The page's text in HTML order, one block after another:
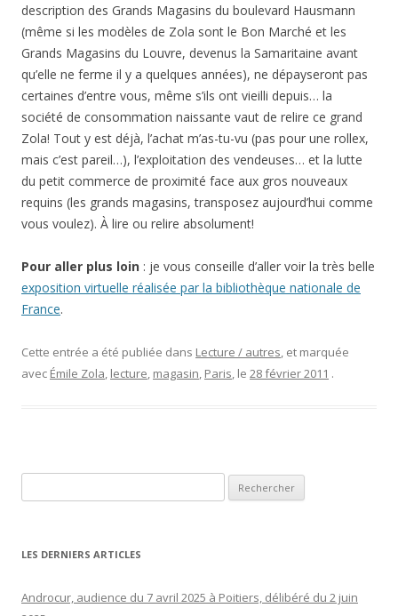
description des Grands Magasins du boulevard Hausmann
(même si les modèles de Zola sont le Bon Marché et les
Grands Magasins du Louvre, devenus la Samaritaine avant
qu’elle ne ferme il y a quelques années), ne dépayseront pas
certaines d’entre vous, même s’ils ont vieilli depuis… la
société de consommation naissante vaut de relire ce grand
Zola! Tout y est déjà, l’achat m’as-tu-vu (pas pour une rollex,
mais c’est pareil…), l’exploitation des vendeuses… et la lutte
du petit commerce de proximité face aux gros nouveaux
requins (les grands magasins, transposez aujourd’hui comme
vous voulez). À lire ou relire absolument!
Pour aller plus loin : je vous conseille d’aller voir la très belle
exposition virtuelle réalisée par la bibliothèque nationale de
France.
Cette entrée a été publiée dans Lecture / autres, et marquée
avec Émile Zola, lecture, magasin, Paris, le 28 février 2011 .
LES DERNIERS ARTICLES
Androcur, audience du 7 avril 2025 à Poitiers, délibéré du 2 juin